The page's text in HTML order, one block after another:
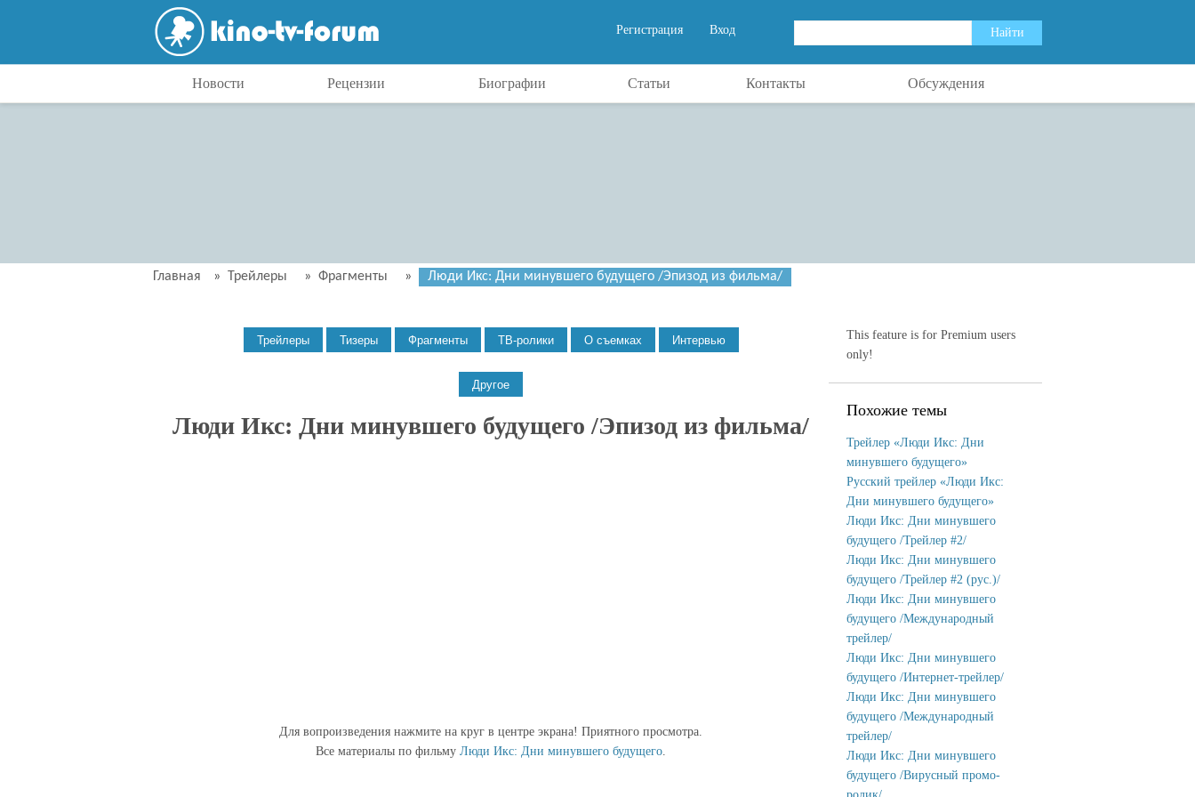
Вход
Регистрация
Новости Рецензии Биографии Статьи Контакты Обсуждения
Главная » Трейлеры » Фрагменты » Люди Икс: Дни минувшего будущего /Эпизод из фильма/
Люди Икс: Дни минувшего будущего /Эпизод из фильма/
Для вопроизведения нажмите на круг в центре экрана! Приятного просмотра.
Все материалы по фильму Люди Икс: Дни минувшего будущего.
This feature is for Premium users
only!
Похожие темы
Трейлер «Люди Икс: Дни
минувшего будущего»
Русский трейлер «Люди Икс:
Дни минувшего будущего»
Люди Икс: Дни минувшего
будущего /Трейлер #2/
Люди Икс: Дни минувшего
будущего /Трейлер #2 (рус.)/
Люди Икс: Дни минувшего
будущего /Международный
трейлер/
Люди Икс: Дни минувшего
будущего /Интернет-трейлер/
Люди Икс: Дни минувшего
будущего /Международный
трейлер/
Люди Икс: Дни минувшего
будущего /Вирусный промо-